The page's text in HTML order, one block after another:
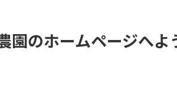
園のホームページへよ